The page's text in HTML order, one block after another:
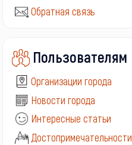
Обратная связь
Пользователям
Организации города
Новости города
Интересные статьи
Достопримечательности